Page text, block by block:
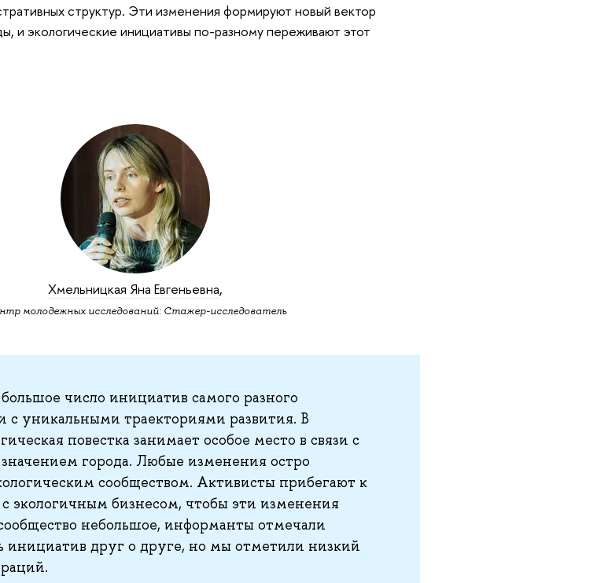
структур. Эти изменения формируют новый вектор
и экологические инициативы по-разному переживают этот
Хмельницкая Яна Евгеньевна,
молодежных исследований: Стажер-исследователь
число инициатив самого разного
с уникальными траекториями развития. В
повестка занимает особое место в связи с
города. Любые изменения остро
сообществом. Активисты прибегают к
экологичным бизнесом, чтобы эти изменения
небольшое, информанты отмечали
инициатив друг о друге, но мы отметили низкий